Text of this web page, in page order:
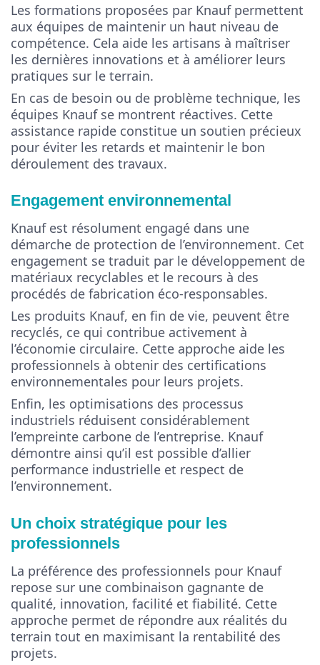
Les formations proposées par Knauf permettent
aux équipes de maintenir un haut niveau de
compétence. Cela aide les artisans à maîtriser
les dernières innovations et à améliorer leurs
pratiques sur le terrain.
En cas de besoin ou de problème technique, les
équipes Knauf se montrent réactives. Cette
assistance rapide constitue un soutien précieux
pour éviter les retards et maintenir le bon
déroulement des travaux.
Engagement environnemental
Knauf est résolument engagé dans une
démarche de protection de l’environnement. Cet
engagement se traduit par le développement de
matériaux recyclables et le recours à des
procédés de fabrication éco-responsables.
Les produits Knauf, en fin de vie, peuvent être
recyclés, ce qui contribue activement à
l’économie circulaire. Cette approche aide les
professionnels à obtenir des certifications
environnementales pour leurs projets.
Enfin, les optimisations des processus
industriels réduisent considérablement
l’empreinte carbone de l’entreprise. Knauf
démontre ainsi qu’il est possible d’allier
performance industrielle et respect de
l’environnement.
Un choix stratégique pour les
professionnels
La préférence des professionnels pour Knauf
repose sur une combinaison gagnante de
qualité, innovation, facilité et fiabilité. Cette
approche permet de répondre aux réalités du
terrain tout en maximisant la rentabilité des
projets.